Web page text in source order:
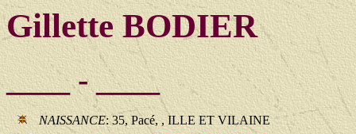
Gillette BODIER
____ - ____
NAISSANCE: 35, Pacé, , ILLE ET VILAINE